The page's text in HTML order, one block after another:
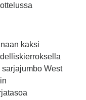
kaksi
West